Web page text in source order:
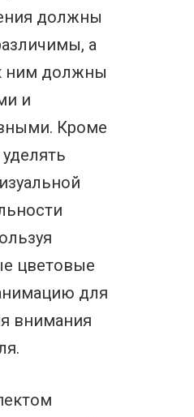
должны
а
ним должны
и
Кроме
цветовые
для
внимания